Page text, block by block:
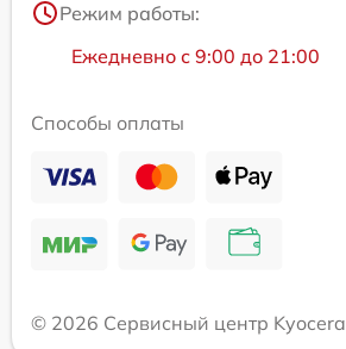
Режим работы:
Ежедневно с 9:00 до 21:00
Способы оплаты
© 2026 Сервисный центр Kyocera